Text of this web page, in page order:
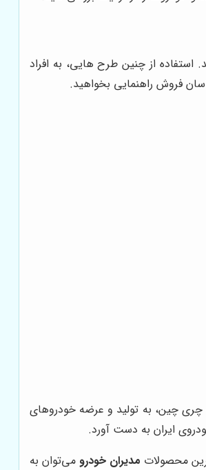
از چنین طرح هایی، به افراد
فروش راهنمایی بخواهید.
این شرکت، با همکاری شرکت چری چین، به تولید و عرضه خودروهای
ایران به دست آورد.
محصولات مدیران خودرو می‌توان به